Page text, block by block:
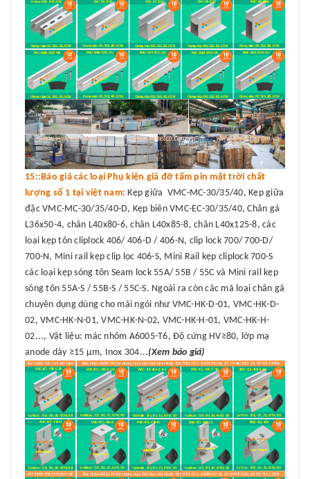
15::Báo giá các loại Phụ kiện giá đỡ tấm pin mặt trời chất
lượng số 1 tại việt nam:Kẹp giữa VMC-MC-30/35/40, Kẹp giữa
đặc VMC-MC-30/35/40-D, Kẹp biên VMC-EC-30/35/40, Chân gá
L36x50-4, chân L40x80-6, chân L40x85-8, chân L40x125-8, các
loại kẹp tôn cliplock 406/ 406-D / 406-N, clip lock 700/ 700-D/
700-N, Mini rail kẹp clip lọc 406-S, Mini Rail kẹp cliplock 700-S
các loại kẹp sóng tôn Seam lock 55A/ 55B / 55C và Mini rail kẹp
sóng tôn 55A-S / 55B-S / 55C-S. Ngoài ra còn các mã loại chân gá
chuyên dụng dùng cho mái ngói như VMC-HK-D-01, VMC-HK-D-
02, VMC-HK-N-01, VMC-HK-N-02, VMC-HK-H-01, VMC-HK-H-
02..., Vật liệu: mác nhôm A6005-T6, Độ cứng HV≥80, lớp mạ
anode dày ≥15 μm, Inox 304...(Xem báo giá)